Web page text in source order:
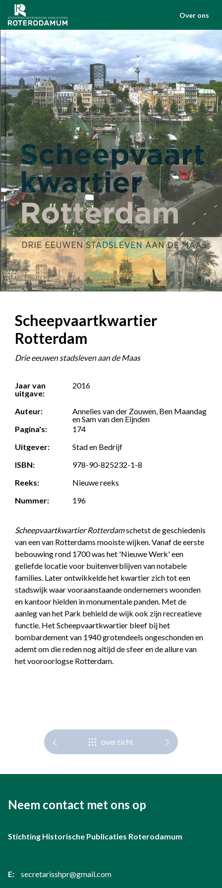
Over ons
Scheepvaartkwartier
Rotterdam
Drie eeuwen stadsleven aan de Maas
Jaar van
uitgave:
2016
Auteur:
Annelies van der Zouwen, Ben Maandag
en Sam van den Eijnden
Pagina's:
174
Uitgever:
Stad en Bedrijf
ISBN:
978-90-825232-1-8
Reeks:
Nieuwe reeks
Nummer:
196
Scheepvaartkwartier Rotterdamschetst de geschiedenis
van een van Rotterdams mooiste wijken. Vanaf de eerste
bebouwing rond 1700 was het 'Nieuwe Werk' een
geliefde locatie voor buitenverblijven van notabele
families. Later ontwikkelde het kwartier zich tot een
stadswijk waar vooraanstaande ondernemers woonden
en kantoor hielden in monumentale panden. Met de
aanleg van het Park behield de wijk ook zijn recreatieve
functie. Het Scheepvaartkwartier bleef bij het
bombardement van 1940 grotendeels ongeschonden en
ademt om die reden nog altijd de sfeer en de allure van
het vooroorlogse Rotterdam.
overzicht
Neem contact met ons op
Stichting Historische Publicaties Roterodamum
E: secretarisshpr@gmail.com